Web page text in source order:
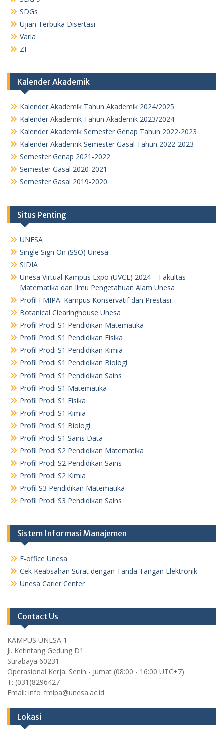
SDGs
Ujian Terbuka Disertasi
Varia
ZI
Kalender Akademik
Kalender Akademik Tahun Akademik 2024/2025
Kalender Akademik Tahun Akademik 2023/2024
Kalender Akademik Semester Genap Tahun 2022-2023
Kalender Akademik Semester Gasal Tahun 2022-2023
Semester Genap 2021-2022
Semester Gasal 2020-2021
Semester Gasal 2019-2020
Situs Penting
UNESA
Single Sign On (SSO) Unesa
SIDIA
Unesa Virtual Kampus Expo (UVCE) 2024 – Fakultas
Matematika dan Ilmu Pengetahuan Alam Unesa
Profil FMIPA: Kampus Konservatif dan Prestasi
Botanical Clearinghouse Unesa
Profil Prodi S1 Pendidikan Matematika
Profil Prodi S1 Pendidikan Fisika
Profil Prodi S1 Pendidikan Kimia
Profil Prodi S1 Pendidikan Biologi
Profil Prodi S1 Pendidikan Sains
Profil Prodi S1 Matematika
Profil Prodi S1 Fisika
Profil Prodi S1 Kimia
Profil Prodi S1 Biologi
Profil Prodi S1 Sains Data
Profil Prodi S2 Pendidikan Matematika
Profil Prodi S2 Pendidikan Sains
Profil Prodi S2 Kimia
Profil S3 Pendidikan Matematika
Profil Prodi S3 Pendidikan Sains
Sistem Informasi Manajemen
E-office Unesa
Cek Keabsahan Surat dengan Tanda Tangan Elektronik
Unesa Carier Center
Contact Us
KAMPUS UNESA 1
Jl. Ketintang Gedung D1
Surabaya 60231
Operasional Kerja: Senin - Jumat (08:00 - 16:00 UTC+7)
T: (031)8296427
Email: info_fmipa@unesa.ac.id
Lokasi